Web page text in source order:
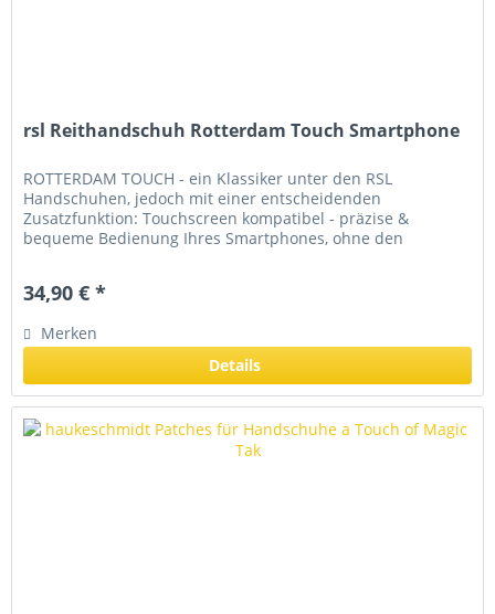
rsl Reithandschuh Rotterdam Touch Smartphone
ROTTERDAM TOUCH - ein Klassiker unter den RSL
Handschuhen, jedoch mit einer entscheidenden
Zusatzfunktion: Touchscreen kompatibel - präzise &
bequeme Bedienung Ihres Smartphones, ohne den
34,90 € *
Merken
Details